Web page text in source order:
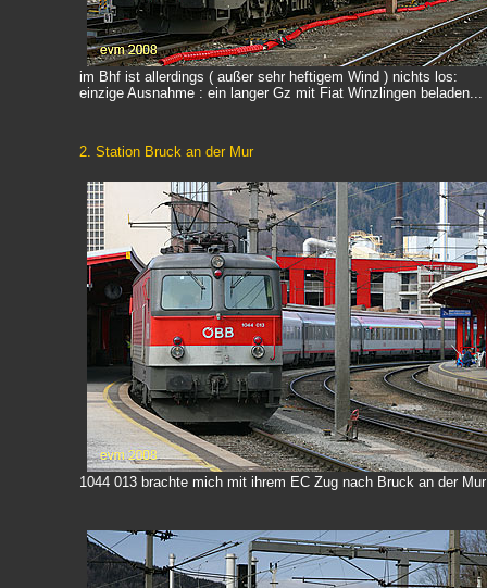
im Bhf ist allerdings ( außer sehr heftigem Wind ) nichts los:
einzige Ausnahme : ein langer Gz mit Fiat Winzlingen beladen...
2. Station Bruck an der Mur
1044 013 brachte mich mit ihrem EC Zug nach Bruck an der Mur